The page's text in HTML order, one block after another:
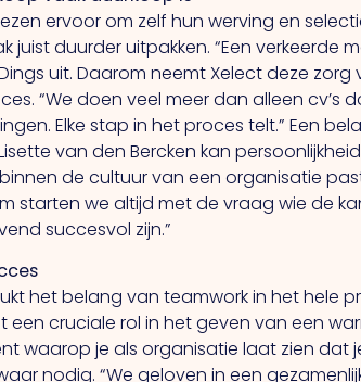
ervoor om zelf hun werving en
juist duurder uitpakken.“Eenverkeerde
uit. Daarom neemt Xelect deze
“Wedoen veel meer dan alleen cv’s
Elke stap in het proces telt.” Een
van den Bercken kan
de cultuur van een organisatie
starten we altijd met de vraag wie de
succesvol zijn.”
het belang van teamwork in het hele
een cruciale rol in het geven van een
waarop je als organisatie laat zien dat
nodig.“Wegeloven in een